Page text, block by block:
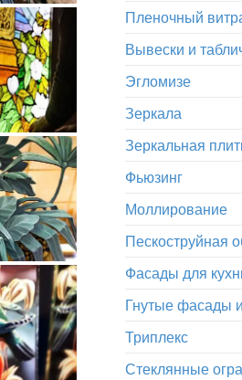
Пленочный
Вывески и
Эгломизе
Зеркала
Зеркальная
Фьюзинг
Моллирование
Пескоструйная
Фасады для
Гнутые фасады
Триплекс
Стеклянные